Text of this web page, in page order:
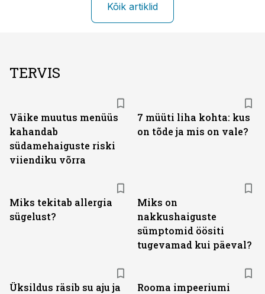
Kõik artiklid
TERVIS
Väike muutus menüüs
kahandab
südamehaiguste riski
viiendiku võrra
7 müüti liha kohta: kus
on tõde ja mis on vale?
Miks tekitab allergia
sügelust?
Miks on
nakkushaiguste
sümptomid öösiti
tugevamad kui päeval?
Üksildus räsib su aju ja Rooma impeeriumi